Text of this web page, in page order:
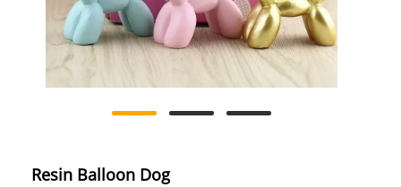
Resin Balloon Dog